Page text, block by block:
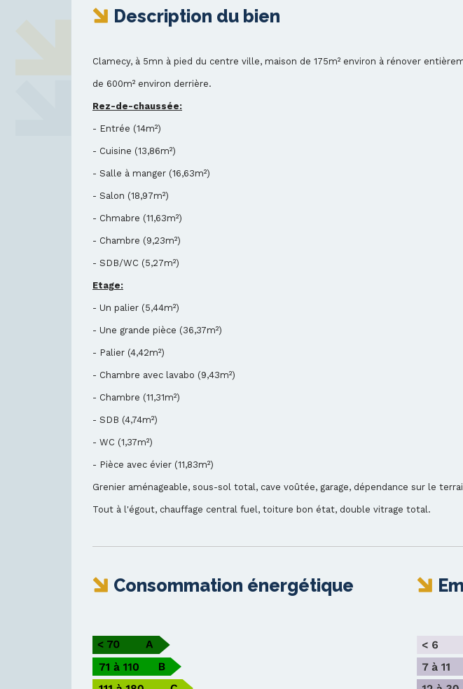
Description du bien
Clamecy, à 5mn à pied du centre ville, maison de 175m² environ à rénover
de 600m² environ derrière.
Rez-de-chaussée:
- Entrée (14m²)
- Cuisine (13,86m²)
- Salle à manger (16,63m²)
- Salon (18,97m²)
- Chmabre (11,63m²)
- Chambre (9,23m²)
- SDB/WC (5,27m²)
Etage:
- Un palier (5,44m²)
- Une grande pièce (36,37m²)
- Palier (4,42m²)
- Chambre avec lavabo (9,43m²)
- Chambre (11,31m²)
- SDB (4,74m²)
- WC (1,37m²)
- Pièce avec évier (11,83m²)
Grenier aménageable, sous-sol total, cave voûtée, garage, dépendance sur le
Tout à l'égout, chauffage central fuel, toiture bon état, double vitrage total.
Consommation énergétique